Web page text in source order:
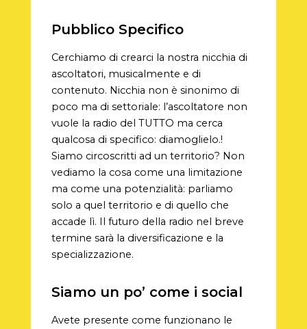
Pubblico Specifico
Cerchiamo di crearci la nostra nicchia di
ascoltatori, musicalmente e di
contenuto. Nicchia non è sinonimo di
poco ma di settoriale: l’ascoltatore non
vuole la radio del TUTTO ma cerca
qualcosa di specifico: diamoglielo.!
Siamo circoscritti ad un territorio? Non
vediamo la cosa come una limitazione
ma come una potenzialità: parliamo
solo a quel territorio e di quello che
accade lì. Il futuro della radio nel breve
termine sarà la diversificazione e la
specializzazione.
Siamo un po’ come i social
Avete presente come funzionano le